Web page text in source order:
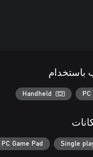
باستخدام
PC
Handheld
Single
PC Game Pad